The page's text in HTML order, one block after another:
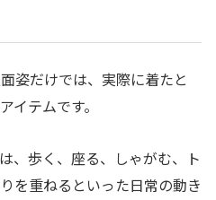
姿だけでは、実際に着たと
イテムです。
、歩く、座る、しゃがむ、ト
を重ねるといった日常の動き